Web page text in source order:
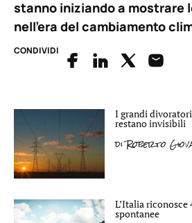
stanno iniziando a mostrare
nell’era del cambiamento
CONDIVIDI
I grandi
restano invisibili
diRoberto
L’Italia riconosce
spontanee